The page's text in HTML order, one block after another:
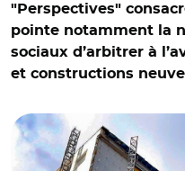
"Perspectives"
pointe notamment la
sociaux d’arbitrer à
et constructions